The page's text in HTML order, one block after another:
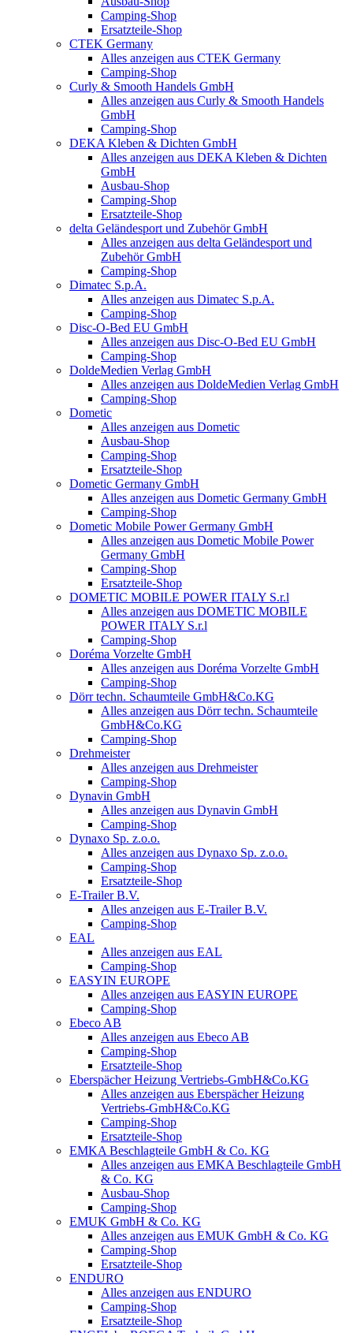
Camping-Shop
Ersatzteile-Shop
CTEK Germany
Alles anzeigen aus CTEK Germany
Camping-Shop
Curly & Smooth Handels GmbH
Alles anzeigen aus Curly & Smooth Handels
GmbH
Camping-Shop
DEKA Kleben & Dichten GmbH
Alles anzeigen aus DEKA Kleben & Dichten
GmbH
Ausbau-Shop
Camping-Shop
Ersatzteile-Shop
delta Geländesport und Zubehör GmbH
Alles anzeigen aus delta Geländesport und
Zubehör GmbH
Camping-Shop
Dimatec S.p.A.
Alles anzeigen aus Dimatec S.p.A.
Camping-Shop
Disc-O-Bed EU GmbH
Alles anzeigen aus Disc-O-Bed EU GmbH
Camping-Shop
DoldeMedien Verlag GmbH
Alles anzeigen aus DoldeMedien Verlag GmbH
Camping-Shop
Dometic
Alles anzeigen aus Dometic
Ausbau-Shop
Camping-Shop
Ersatzteile-Shop
Dometic Germany GmbH
Alles anzeigen aus Dometic Germany GmbH
Camping-Shop
Dometic Mobile Power Germany GmbH
Alles anzeigen aus Dometic Mobile Power
Germany GmbH
Camping-Shop
Ersatzteile-Shop
DOMETIC MOBILE POWER ITALY S.r.l
Alles anzeigen aus DOMETIC MOBILE
POWER ITALY S.r.l
Camping-Shop
Doréma Vorzelte GmbH
Alles anzeigen aus Doréma Vorzelte GmbH
Camping-Shop
Dörr techn. Schaumteile GmbH&Co.KG
Alles anzeigen aus Dörr techn. Schaumteile
GmbH&Co.KG
Camping-Shop
Drehmeister
Alles anzeigen aus Drehmeister
Camping-Shop
Dynavin GmbH
Alles anzeigen aus Dynavin GmbH
Camping-Shop
Dynaxo Sp. z.o.o.
Alles anzeigen aus Dynaxo Sp. z.o.o.
Camping-Shop
Ersatzteile-Shop
E-Trailer B.V.
Alles anzeigen aus E-Trailer B.V.
Camping-Shop
EAL
Alles anzeigen aus EAL
Camping-Shop
EASYIN EUROPE
Alles anzeigen aus EASYIN EUROPE
Camping-Shop
Ebeco AB
Alles anzeigen aus Ebeco AB
Camping-Shop
Ersatzteile-Shop
Eberspächer Heizung Vertriebs-GmbH&Co.KG
Alles anzeigen aus Eberspächer Heizung
Vertriebs-GmbH&Co.KG
Camping-Shop
Ersatzteile-Shop
EMKA Beschlagteile GmbH & Co. KG
Alles anzeigen aus EMKA Beschlagteile GmbH
& Co. KG
Ausbau-Shop
Camping-Shop
EMUK GmbH & Co. KG
Alles anzeigen aus EMUK GmbH & Co. KG
Camping-Shop
Ersatzteile-Shop
ENDURO
Alles anzeigen aus ENDURO
Camping-Shop
Ersatzteile-Shop